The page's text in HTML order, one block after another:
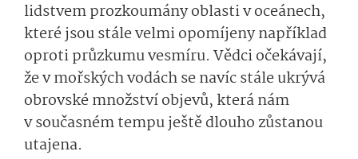
lidstvem prozkoumány oblasti v oceánech,
které jsou stále velmi opomíjeny například
oproti průzkumu vesmíru. Vědci očekávají,
že v mořských vodách se navíc stále ukrývá
obrovské množství objevů, která nám
v současném tempu ještě dlouho zůstanou
utajena.